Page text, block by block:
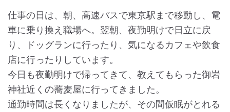
仕事の日は、朝、高速バスで東京駅まで移動し、電
車に乗り換え職場へ。翌朝、夜勤明けで日立に戻
り、ドッグランに行ったり、気になるカフェや飲食
店に行ったりしています。
今日も夜勤明けで帰ってきて、教えてもらった御岩
神社近くの蕎麦屋に行ってきました。
通勤時間は長くなりましたが、その間仮眠がとれる